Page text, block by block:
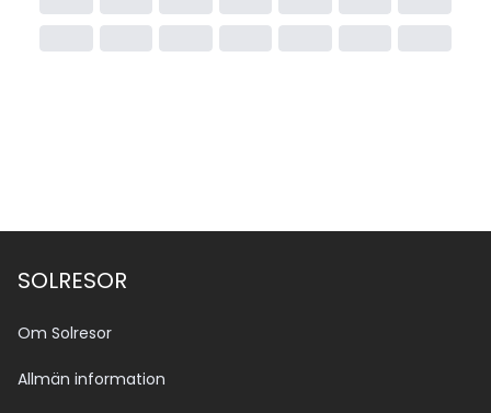
SOLRESOR
Om Solresor
Allmän information